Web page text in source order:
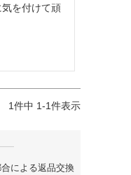
を付けて頑
1件中 1-1件表示
による返品交換